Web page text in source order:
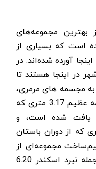
بهترین مجموعه‌های
است که بسیاری از
آورده شده‌اند. در
در اینجا هستند تا
مجسمه های مرمری،
، مجسمه عظیم 3.17 متری که
یافت شده است، و
که از دوران باستان
مجموعه‌ای از
موزاییک‌های باستانی پمپئی، از جمله نبرد اسکندر 6.20